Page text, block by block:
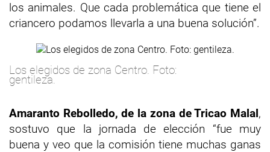
los animales. Que cada problemática que tiene el
criancero podamos llevarla a una buena solución”.
Los elegidos de zona Centro. Foto:
gentileza.
Amaranto Rebolledo, de la zona de Tricao Malal,
sostuvo que la jornada de elección “fue muy
buena y veo que la comisión tiene muchas ganas